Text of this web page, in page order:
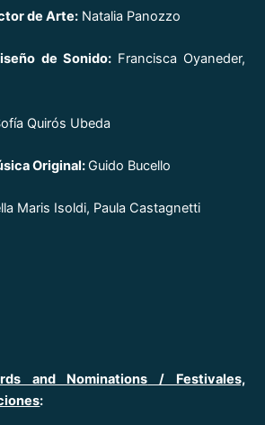
de Arte: Natalia Panozzo
de Sonido:Francisca Oyaneder,
Quirós Ubeda
Original: Guido Bucello
Maris Isoldi, Paula Castagnetti
and Nominations / Festivales,
: